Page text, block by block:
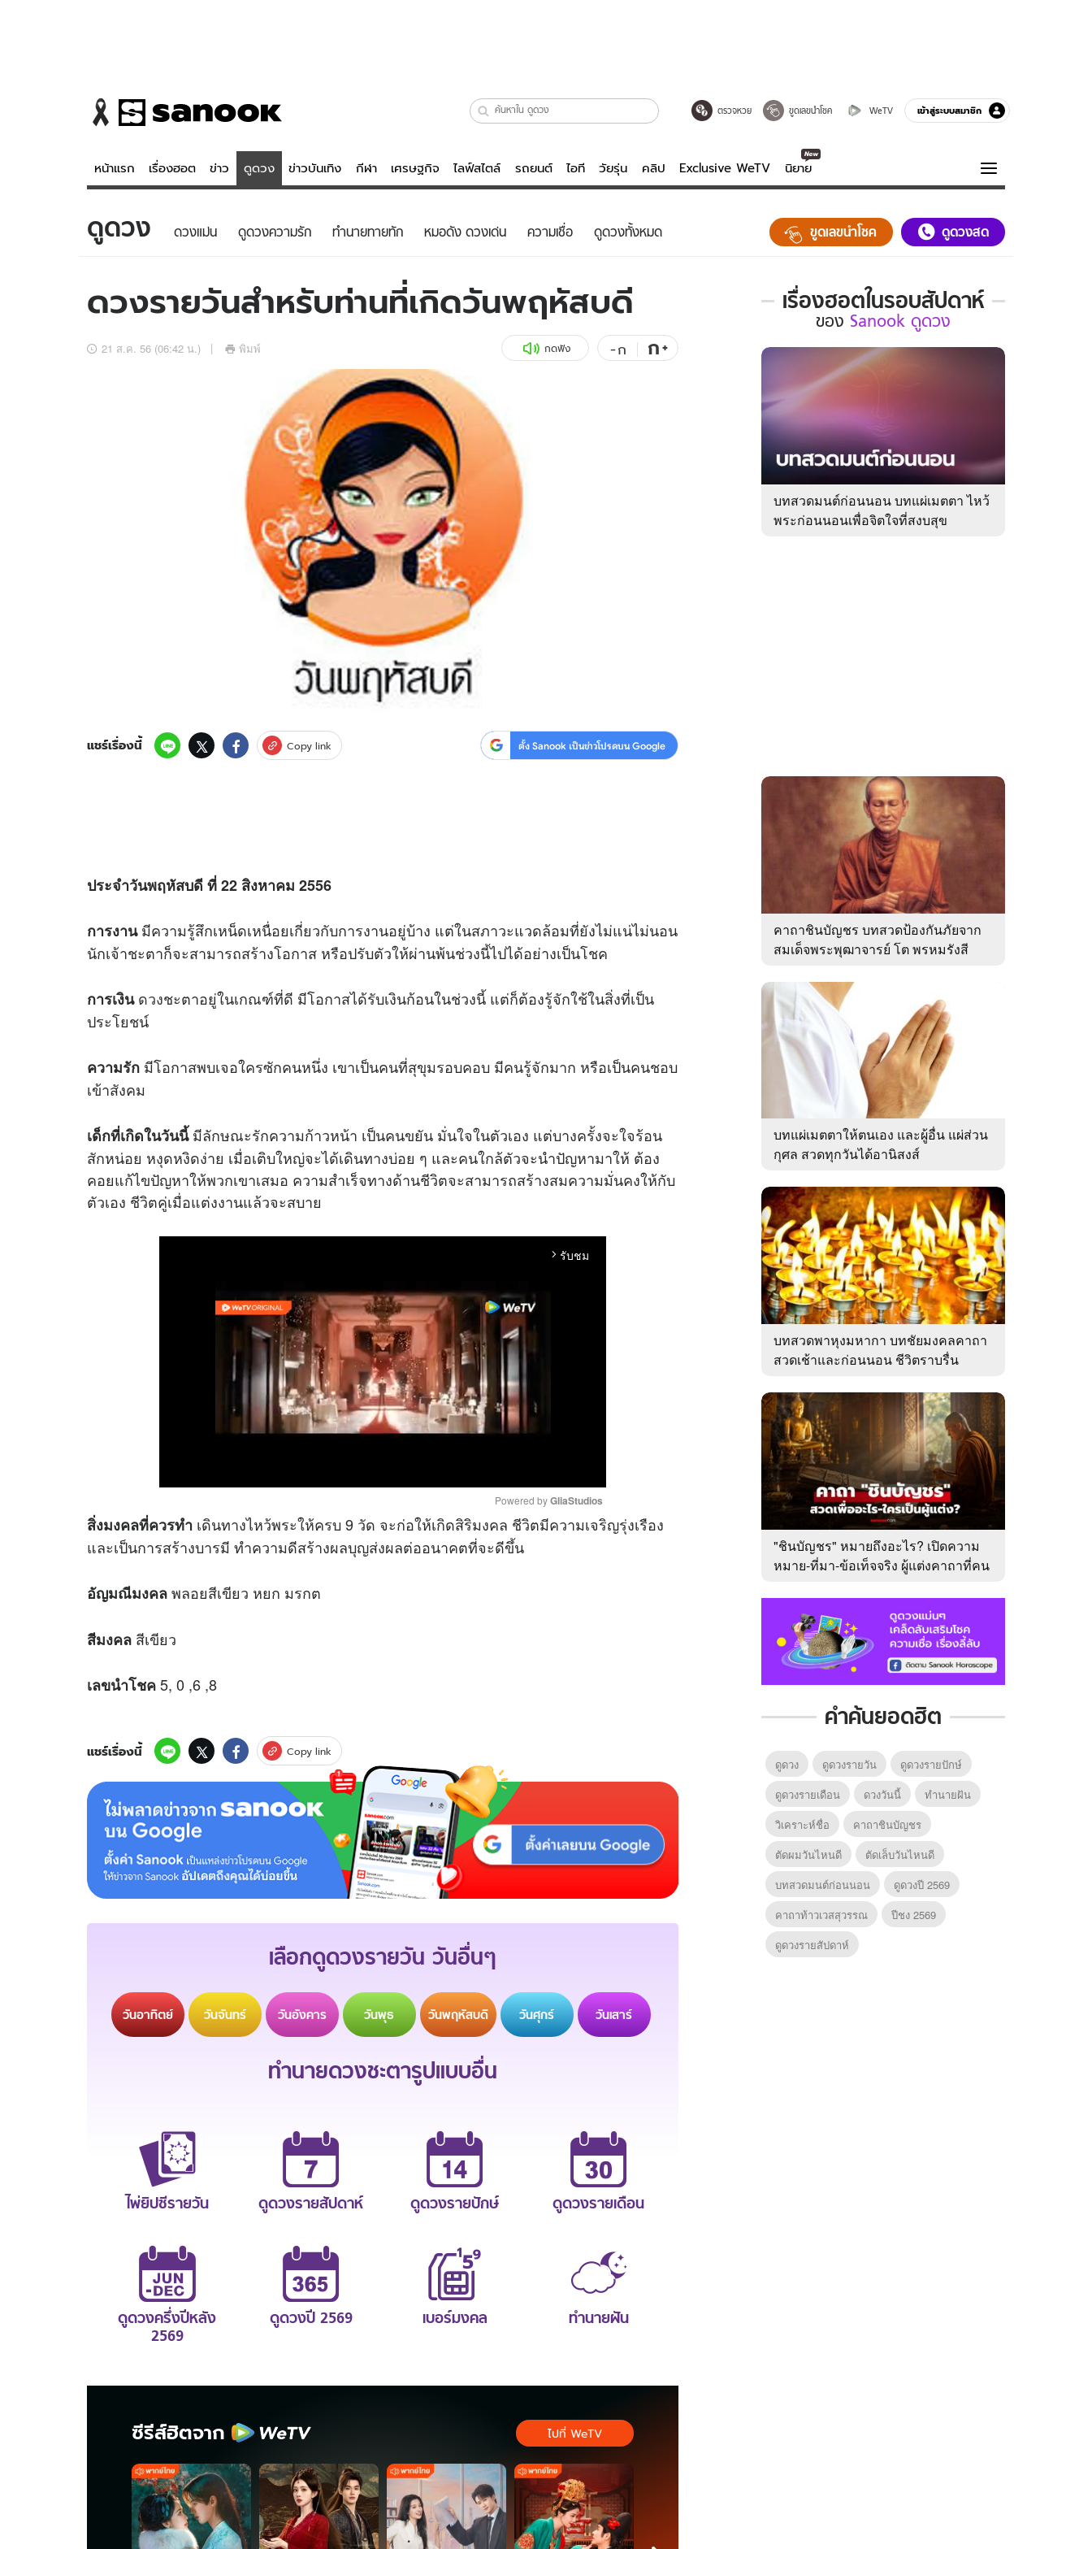
ตรวจหวย ขูดเลขนำโชค WeTV เข้าสู่ระบบสมาชิก
หน้าแรก เรื่องฮอต ข่าว ดูดวง ข่าวบันเทิง กีฬา เศรษฐกิจ ไลฟ์สไตล์ รถยนต์ ไอที วัยรุ่น คลิป Exclusive WeTV นิยาย
ข่าว
ข่าวบันเทิง
ดูดวง - ตรวจหวย
สถิติหวยไทย
ไลฟ์สไตล์
วัยรุ่น
รถยนต์
เที่ยว-กิน
Tasteful Thailand
Sanook Choice
คลิป
พอดแคสต์
ความรู้รอบตัว
ฮาวทู
ติดตามสนุกโซเชียลได้ที่
บริษัท อิมเมจ ฟิวเจอร์ (ประเทศไทย) จำกัด
ดูดวง ดวงแม่น ดูดวงความรัก ทํานายทายทัก หมอดัง ดวงเด่น ความเชื่อ ดูดวงทั้งหมด ขูดเลขนำโชค ดูดวงสด
ดวงรายวันสำหรับท่านที่เกิดวันพฤหัสบดี
21 ส.ค. 56 (06:42 น.) พิมพ์ กดฟัง -ก ก+
แชร์เรื่องนี้ Copy link ตั้ง Sanook เป็นข่าวโปรดบน Google
ประจำวันพฤหัสบดี ที่ 22 สิงหาคม 2556
การงานมีความรู้สึกเหน็ดเหนื่อยเกี่ยวกับการงานอยู่บ้าง แต่ในสภาวะแวดล้อมที่ยังไม่แน่ไม่นอน
นักเจ้าชะตาก็จะสามารถสร้างโอกาส หรือปรับตัวให้ผ่านพ้นช่วงนี้ไปได้อย่างเป็นโชค
การเงิน ดวงชะตาอยู่ในเกณฑ์ที่ดี มีโอกาสได้รับเงินก้อนในช่วงนี้ แต่ก็ต้องรู้จักใช้ในสิ่งที่เป็น
ประโยชน์
ความรัก มีโอกาสพบเจอใครซักคนหนึ่ง เขาเป็นคนที่สุขุมรอบคอบ มีคนรู้จักมาก หรือเป็นคนชอบ
เข้าสังคม
เด็กที่เกิดในวันนี้มีลักษณะรักความก้าวหน้า เป็นคนขยัน มั่นใจในตัวเอง แต่บางครั้งจะใจร้อน
สักหน่อย หงุดหงิดง่าย เมื่อเติบใหญ่จะได้เดินทางบ่อย ๆ และคนใกล้ตัวจะนำปัญหามาให้ ต้อง
คอยแก้ไขปัญหาให้พวกเขาเสมอ ความสำเร็จทางด้านชีวิตจะสามารถสร้างสมความมั่นคงให้กับ
ตัวเอง ชีวิตคู่เมื่อแต่งงานแล้วจะสบาย
arrow_forward_ios รับชม
Powered by GliaStudios
สิ่งมงคลที่ควรทำ เดินทางไหว้พระให้ครบ 9 วัด จะก่อให้เกิดสิริมงคล ชีวิตมีความเจริญรุ่งเรือง
และเป็นการสร้างบารมี ทำความดีสร้างผลบุญส่งผลต่ออนาคตที่จะดีขึ้น
อัญมณีมงคลพลอยสีเขียว หยก มรกต
สีมงคล สีเขียว
เลขนำโชค5, 0 ,6 ,8
แชร์เรื่องนี้ Copy link
เลือกดูดวงรายวัน วันอื่นๆ
วันอาทิตย์ วันจันทร์ วันอังคาร วันพุธ วันพฤหัสบดี วันศุกร์ วันเสาร์
ทำนายดวงชะตารูปแบบอื่น
ไพ่ยิปซีรายวัน ดูดวงรายสัปดาห์ ดูดวงรายปักษ์ ดูดวงรายเดือน
ดูดวงครึ่งปีหลัง
2569
ดูดวงปี 2569 เบอร์มงคล ทำนายฝัน
ซีรีส์ฮิตจาก ไปที่ WeTV
เรื่องฮอตในรอบสัปดาห์
เรื่อง
ใน
รอบ
ของ
Sanook
ดูด
ของ Sanook ดูดวง
บทสวดมนต์ก่อนนอน บทแผ่เมตตา ไหว้
พระก่อนนอนเพื่อจิตใจที่สงบสุข
คาถาชินบัญชร บทสวดป้องกันภัยจาก
สมเด็จพระพุฒาจารย์ โต พรหมรังสี
บทแผ่เมตตาให้ตนเอง และผู้อื่น แผ่ส่วน
กุศล สวดทุกวันได้อานิสงส์
บทสวดพาหุงมหากา บทชัยมงคลคาถา
สวดเช้าและก่อนนอน ชีวิตราบรื่น
"ชินบัญชร" หมายถึงอะไร? เปิดความ
หมาย-ที่มา-ข้อเท็จจริง ผู้แต่งคาถาที่คน
คำค้นยอดฮิต
ดูดวง ดูดวงรายวัน
ดูดวงรายปักษ์
ดูดวงรายเดือน
ดวงวันนี้
ทํานายฝัน
วิเคราะห์ชื่อ
คาถาชินบัญชร
ตัดผมวันไหนดี
ตัดเล็บวันไหนดี
บทสวดมนต์ก่อนนอน
ดูดวงปี 2569
คาถาท้าวเวสสุวรรณ
ปีชง 2569
ดูดวงรายสัปดาห์